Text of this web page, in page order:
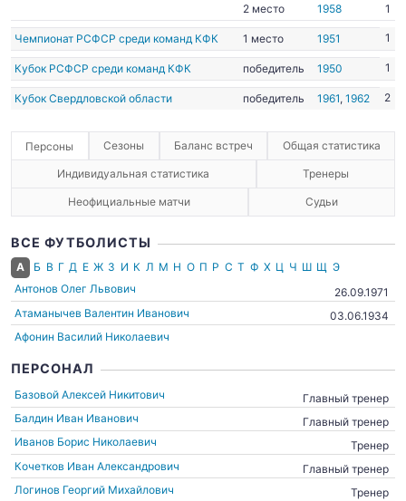
2 место
1958 1
Чемпионат РСФСР среди команд КФК 1 место 1951 1
Кубок РСФСР среди команд КФК победитель 1950 1
Кубок Свердловской области победитель 1961, 1962 2
Персоны Сезоны Баланс встреч Общая статистика
Индивидуальная статистика Тренеры
Неофициальные матчи Судьи
ВСЕ ФУТБОЛИСТЫ
А Б В Г Д Е Ж З И К Л М Н О П Р С Т Ф Х Ц Ч Ш Щ Э
Антонов Олег Львович
26.09.1971
Атаманычев Валентин Иванович
03.06.1934
Афонин Василий Николаевич
ПЕРСОНАЛ
Базовой Алексей Никитович
Главный тренер
Балдин Иван Иванович
Главный тренер
Иванов Борис Николаевич
Тренер
Кочетков Иван Александрович
Главный тренер
Логинов Георгий Михайлович
Тренер